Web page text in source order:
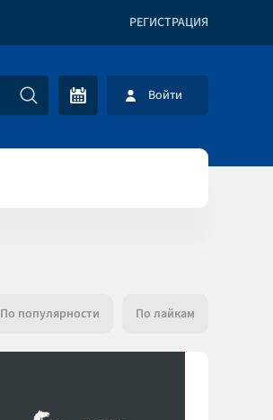
РЕГИСТРАЦИЯ
Войти
По популярности По лайкам